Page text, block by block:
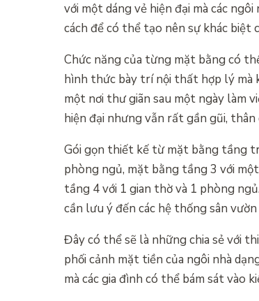
với một dáng vẻ hiện đại mà các
cách để có thể tạo nên sự khác biệt
Chức năng của từng mặt bằng có
hình thức bày trí nội thất hợp lý mà
một nơi thư giãn sau một ngày làm
hiện đại nhưng vẫn rất gần gũi,
Gói gọn thiết kế từ mặt bằng tầng
phòng ngủ, mặt bằng tầng 3 với
tầng 4 với 1 gian thờ và 1 phòng
cần lưu ý đến các hệ thống sân
Đây có thể sẽ là những chia sẻ với
phối cảnh mặt tiền của ngôi nhà
mà các gia đình có thể bám sát vào